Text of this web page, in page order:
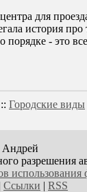
для
история
- это
:: Городские виды
Андрей
разрешения
использования
Ссылки | RSS